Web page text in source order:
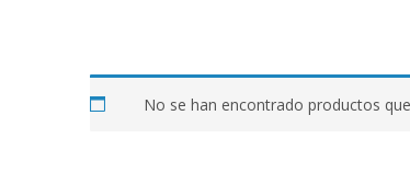
No se han encontrado productos